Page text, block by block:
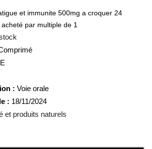
et immunite 500mg a croquer 24
par multiple de 1
: Voie orale
: 18/11/2024
et produits naturels